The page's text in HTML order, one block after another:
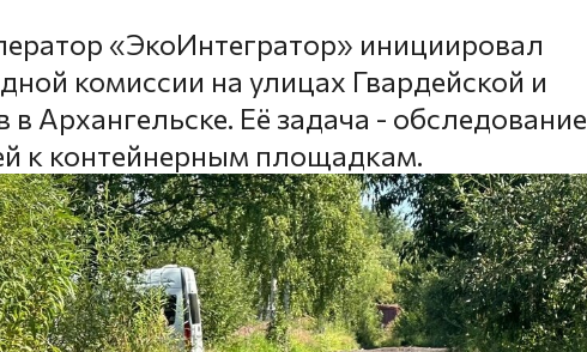
«ЭкоИнтегратор» инициировал
комиссии на улицах Гвардейской и
в Архангельске. Её задача - обследование
к контейнерным площадкам.